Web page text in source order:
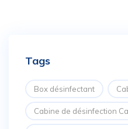
Tags
Box désinfectant
Cabine de désinfection